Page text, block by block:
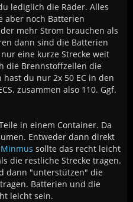
lediglich die Räder. Alles
aber noch Batterien
mehr Strom brauchen als
dann sind die Batterien
eine kurze Strecke weit
die Brennstoffzellen die
du nur 2x 50 EC in den
zusammen also 110. Ggf.
in einem Container. Da
Entweder dann direkt
Minmus sollte das recht leicht
die restliche Strecke tragen.
dann "unterstützen" die
Batterien und die
leicht sein.